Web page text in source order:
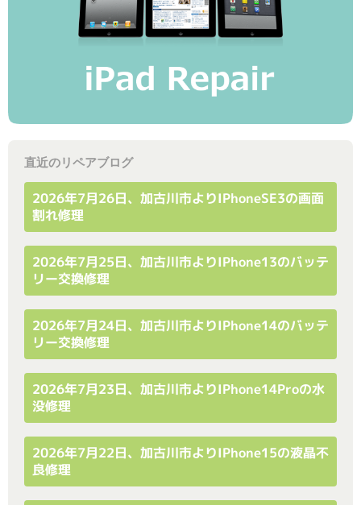
直近のリペアブログ
2026年7月26日、加古川市よりiPhoneSE3の画面
割れ修理
2026年7月25日、加古川市よりiPhone13のバッテ
リー交換修理
2026年7月24日、加古川市よりiPhone14のバッテ
リー交換修理
2026年7月23日、加古川市よりiPhone14Proの水
没修理
2026年7月22日、加古川市よりiPhone15の液晶不
良修理